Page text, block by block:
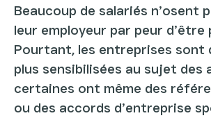
Beaucoup de salariés n’osent
leur employeur par peur d’être
Pourtant, les entreprises sont
plus sensibilisées au sujet des
certaines ont même des
ou des accords d’entreprise